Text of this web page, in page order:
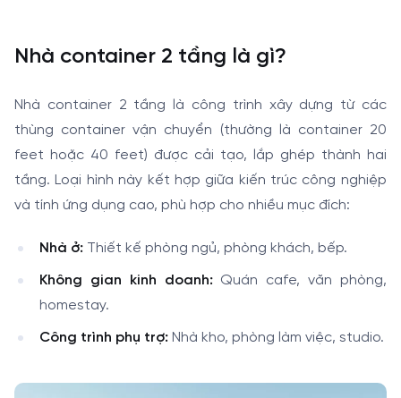
Nhà container 2 tầng là gì?
Nhà container 2 tầng là công trình xây dựng từ các
thùng container vận chuyển (thường là container 20
feet hoặc 40 feet) được cải tạo, lắp ghép thành hai
tầng. Loại hình này kết hợp giữa kiến trúc công nghiệp
và tính ứng dụng cao, phù hợp cho nhiều mục đích:
Nhà ở: Thiết kế phòng ngủ, phòng khách, bếp.
Không gian kinh doanh:Quán cafe, văn phòng,
homestay.
Công trình phụ trợ: Nhà kho, phòng làm việc, studio.